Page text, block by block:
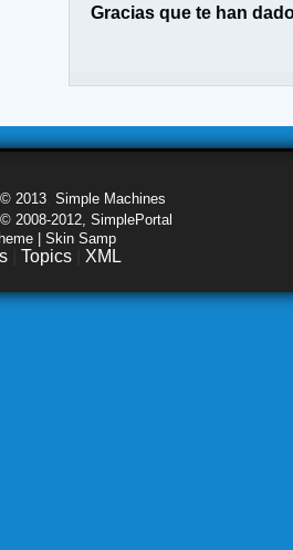
Gracias que te han
2013 Simple Machines
2008-2012, SimplePortal
| Skin Samp
Topics XML